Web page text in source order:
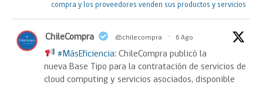
compra y los proveedores venden sus productos y servicios
ChileCompra @chilecompra · 6 Ago
#MásEficiencia: ChileCompra publicó la
nueva Base Tipo para la contratación de servicios de
cloud computing y servicios asociados, disponible